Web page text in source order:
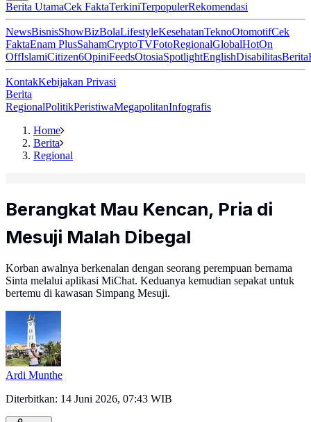
Berita UtamaCek FaktaTerkiniTerpopulerRekomendasi
NewsBisnisShowBizBolaLifestyleKesehatanTeknoOtomotifCek
FaktaEnam PlusSahamCryptoTVFotoRegionalGlobalHotOn
OffIslamiCitizen6OpiniFeedsOtosiaSpotlightEnglishDisabilitasBerita
KontakKebijakan Privasi
Berita
RegionalPolitikPeristiwaMegapolitanInfografis
Home
Berita
Regional
Berangkat Mau Kencan, Pria di
Mesuji Malah Dibegal
Korban awalnya berkenalan dengan seorang perempuan bernama
Sinta melalui aplikasi MiChat. Keduanya kemudian sepakat untuk
bertemu di kawasan Simpang Mesuji.
Ardi Munthe
Diterbitkan: 14 Juni 2026, 07:43 WIB